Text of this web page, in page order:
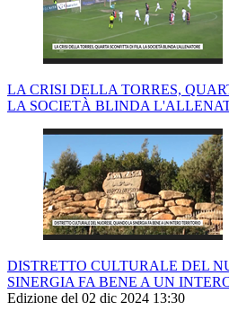
LA CRISI DELLA TORRES,
LA SOCIETÀ BLINDA
DISTRETTO CULTURALE DEL
SINERGIA FA BENE A UN
Edizione del 02 dic 2024 13:30